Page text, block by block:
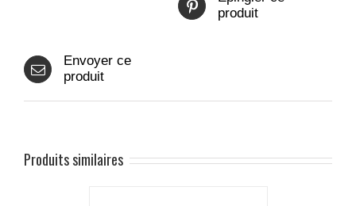
produit
Envoyer ce
produit
Produits similaires